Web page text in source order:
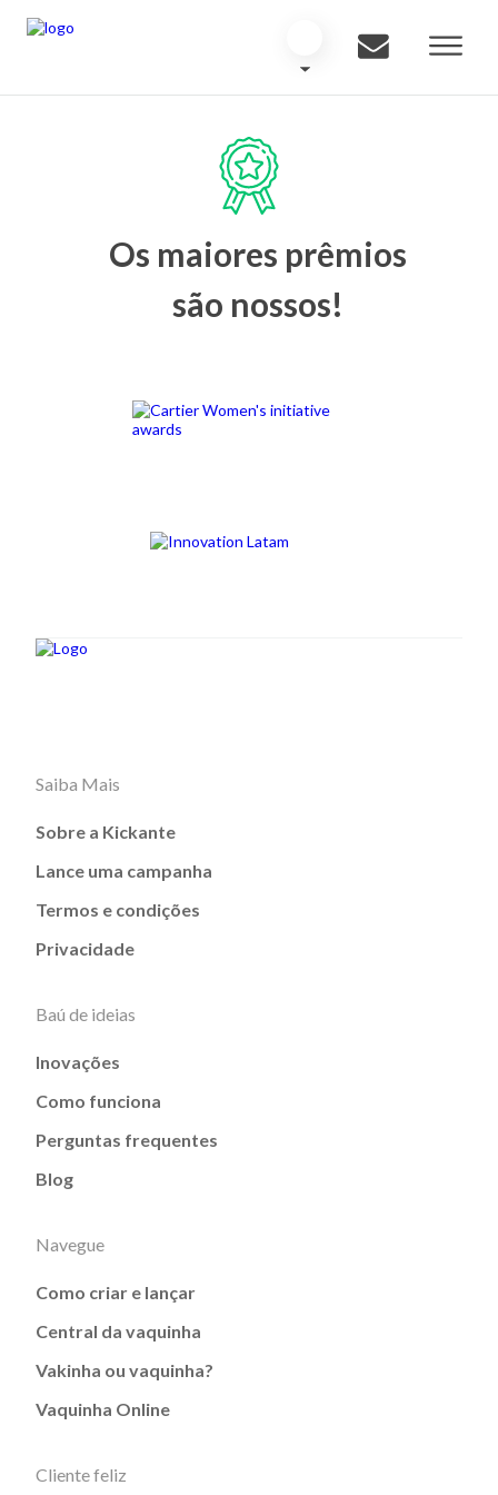
Os maiores prêmios
são nossos!
Saiba Mais
Sobre a Kickante
Lance uma campanha
Termos e condições
Privacidade
Baú de ideias
Inovações
Como funciona
Perguntas frequentes
Blog
Navegue
Como criar e lançar
Central da vaquinha
Vakinha ou vaquinha?
Vaquinha Online
Cliente feliz